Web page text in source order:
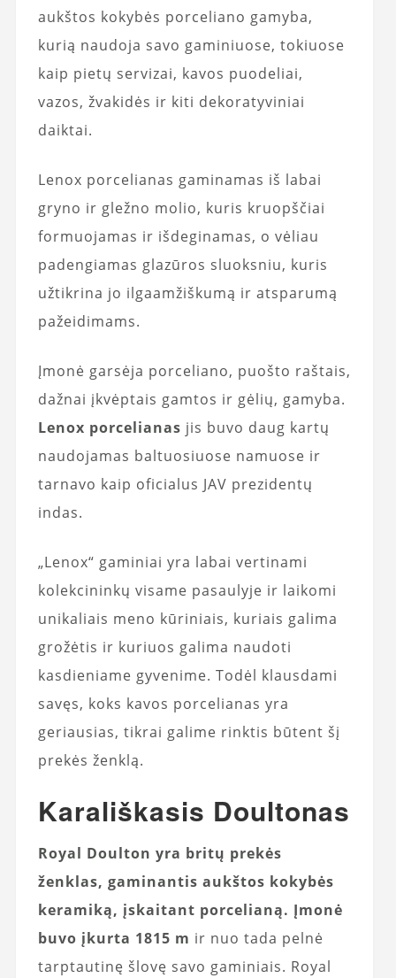
aukštos kokybės porceliano gamyba,
kurią naudoja savo gaminiuose, tokiuose
kaip pietų servizai, kavos puodeliai,
vazos, žvakidės ir kiti dekoratyviniai
daiktai.
Lenox porcelianas gaminamas iš labai
gryno ir gležno molio, kuris kruopščiai
formuojamas ir išdeginamas, o vėliau
padengiamas glazūros sluoksniu, kuris
užtikrina jo ilgaamžiškumą ir atsparumą
pažeidimams.
Įmonė garsėja porceliano, puošto raštais,
dažnai įkvėptais gamtos ir gėlių, gamyba.
Lenox porcelianas jis buvo daug kartų
naudojamas baltuosiuose namuose ir
tarnavo kaip oficialus JAV prezidentų
indas.
„Lenox“ gaminiai yra labai vertinami
kolekcininkų visame pasaulyje ir laikomi
unikaliais meno kūriniais, kuriais galima
grožėtis ir kuriuos galima naudoti
kasdieniame gyvenime. Todėl klausdami
savęs, koks kavos porcelianas yra
geriausias, tikrai galime rinktis būtent šį
prekės ženklą.
Karališkasis Doultonas
Royal Doulton yra britų prekės
ženklas, gaminantis aukštos kokybės
keramiką, įskaitant porcelianą. Įmonė
buvo įkurta 1815 m ir nuo tada pelnė
tarptautinę šlovę savo gaminiais. Royal